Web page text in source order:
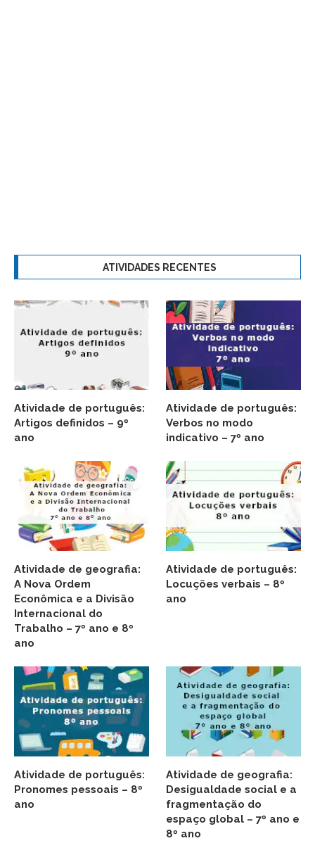
ATIVIDADES RECENTES
Atividade de português:
Artigos definidos – 9º
ano
Atividade de português:
Verbos no modo
indicativo – 7º ano
Atividade de geografia:
A Nova Ordem
Econômica e a Divisão
Internacional do
Trabalho – 7º ano e 8º
ano
Atividade de português:
Locuções verbais – 8º
ano
Atividade de português:
Pronomes pessoais – 8º
ano
Atividade de geografia:
Desigualdade social e a
fragmentação do
espaço global – 7º ano e
8º ano